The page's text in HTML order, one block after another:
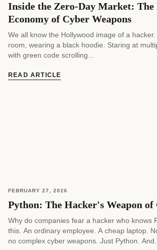
Inside the Zero-Day Market: The
Economy of Cyber Weapons
We all know the Hollywood image of a
room, wearing a black hoodie. Staring at
with green code scrolling...
READ ARTICLE
FEBRUARY 27, 2026
Python: The Hacker's Weapon of
Why do companies fear a hacker who knows
this. An ordinary employee. A cheap laptop.
no complex cyber weapons. Just Python. And...